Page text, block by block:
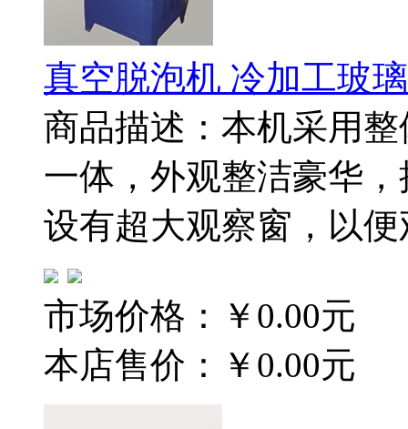
真空脱泡机 冷加工玻
商品描述：本机采用
一体，外观整洁豪华
设有超大观察窗，以
市场价格：
￥0.00元
本店售价：
￥0.00元